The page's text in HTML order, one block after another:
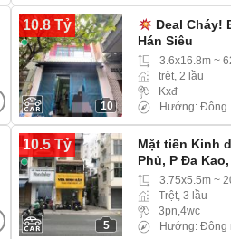
10.8 Tỷ
10
Deal Cháy!
Hán Siêu
3.6x16.8m ~
trệt, 2 lầu
Kxđ
Hướng: Đông
10.5 Tỷ
5
Mặt tiền Kinh
Phủ, P Đa
3.75x5.5m ~
Trệt, 3 lầu
3pn,4wc
Hướng: Đông